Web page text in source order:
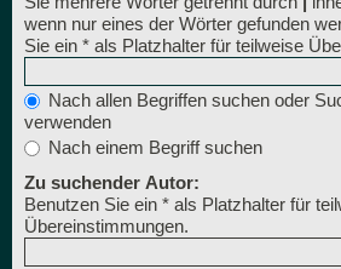
wenn nur eines der Wörter gefunden
Sie ein * als Platzhalter für teilweise
Nach allen Begriffen suchen oder
verwenden
Nach einem Begriff suchen
Zu suchender Autor:
Benutzen Sie ein * als Platzhalter für
Übereinstimmungen.